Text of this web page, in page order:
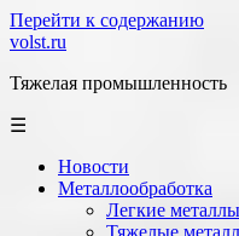
Перейти к содержанию
volst.ru
Тяжелая промышленность
☰
Новости
Металлообработка
Легкие металлы
Тяжелые